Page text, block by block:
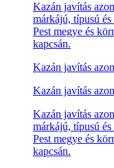
Kazán javítás
márkájú, típusú
Pest megye és
kapcsán.
Kazán javítás
Kazán javítás
Kazán javítás
márkájú, típusú
Pest megye és
kapcsán.